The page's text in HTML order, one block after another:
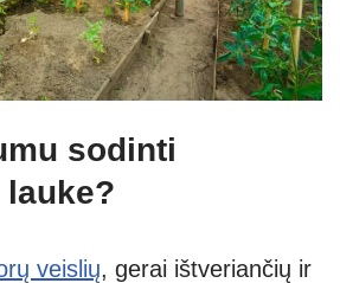
sodinti
veislių, gerai ištveriančių ir